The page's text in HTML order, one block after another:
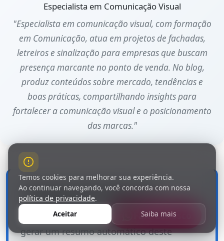
Fale Conosco
Especialista em Comunicação Visual
"Especialista em comunicação visual, com formação
em Comunicação, atua em projetos de fachadas,
letreiros e sinalização para empresas que buscam
presença marcante no ponto de venda. No blog,
produz conteúdos sobre mercado, tendências e
boas práticas, compartilhando insights para
fortalecer a comunicação visual e o posicionamento
das marcas."
Resuma esse artigo com
Inteligência Artificial
Clique em uma das opções abaixo para
gerar um resumo automático deste
Temos cookies para melhorar sua experiência.
Ao continuar navegando, você concorda com nossa
política de privacidade.
Aceitar
Saiba mais